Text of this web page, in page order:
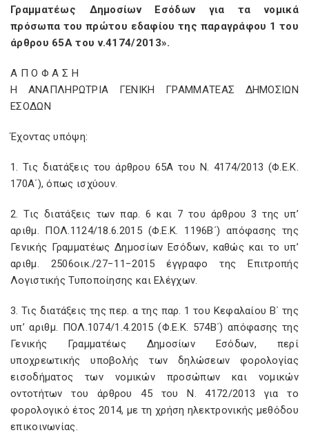
Γραμματέως Δημοσίων Εσόδων για τα νομικά
πρόσωπα του πρώτου εδαφίου της παραγράφου 1 του
άρθρου 65Α του ν.4174/2013».
Α Π Ο Φ Α Σ Η
Η ΑΝΑΠΛΗΡΩΤΡΙΑ ΓΕΝΙΚΗ ΓΡΑΜΜΑΤΕΑΣ ΔΗΜΟΣΙΩΝ
ΕΣΟΔΩΝ
Έχοντας υπόψη:
1. Τις διατάξεις του άρθρου 65Α του Ν. 4174/2013 (Φ.Ε.Κ.
170Α΄), όπως ισχύουν.
2. Τις διατάξεις των παρ. 6 και 7 του άρθρου 3 της υπ’
αριθμ. ΠΟΛ.1124/18.6.2015 (Φ.Ε.Κ. 1196Β΄) απόφασης της
Γενικής Γραμματέως Δημοσίων Εσόδων, καθώς και το υπ’
αριθμ. 2506οικ./27−11−2015 έγγραφο της Επιτροπής
Λογιστικής Τυποποίησης και Ελέγχων.
3. Τις διατάξεις της περ. α της παρ. 1 του Κεφαλαίου Β΄ της
υπ’ αριθμ. ΠΟΛ.1074/1.4.2015 (Φ.Ε.Κ. 574Β΄) απόφασης της
Γενικής Γραμματέως Δημοσίων Εσόδων, περί
υποχρεωτικής υποβολής των δηλώσεων φορολογίας
εισοδήματος των νομικών προσώπων και νομικών
οντοτήτων του άρθρου 45 του Ν. 4172/2013 για το
φορολογικό έτος 2014, με τη χρήση ηλεκτρονικής μεθόδου
επικοινωνίας.